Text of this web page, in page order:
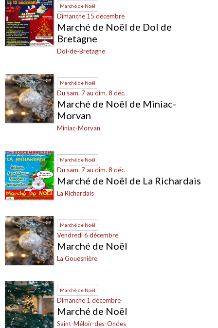
Marché de Noël
Dimanche 15 décembre
Marché de Noël de Dol de
Bretagne
Dol-de-Bretagne
Marché de Noël
Du sam. 7 au dim. 8 déc.
Marché de Noël de Miniac-
Morvan
Miniac-Morvan
Marché de Noël
Du sam. 7 au dim. 8 déc.
Marché de Noël de La Richardais
La Richardais
Marché de Noël
Vendredi 6 décembre
Marché de Noël
La Gouesnière
Marché de Noël
Dimanche 1 décembre
Marché de Noël
Saint-Méloir-des-Ondes